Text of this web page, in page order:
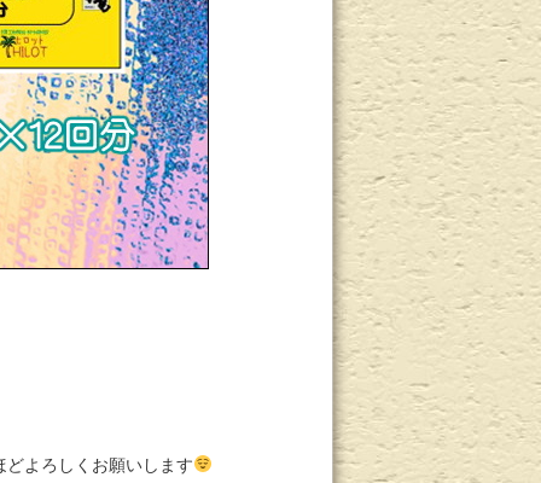
よろしくお願いします